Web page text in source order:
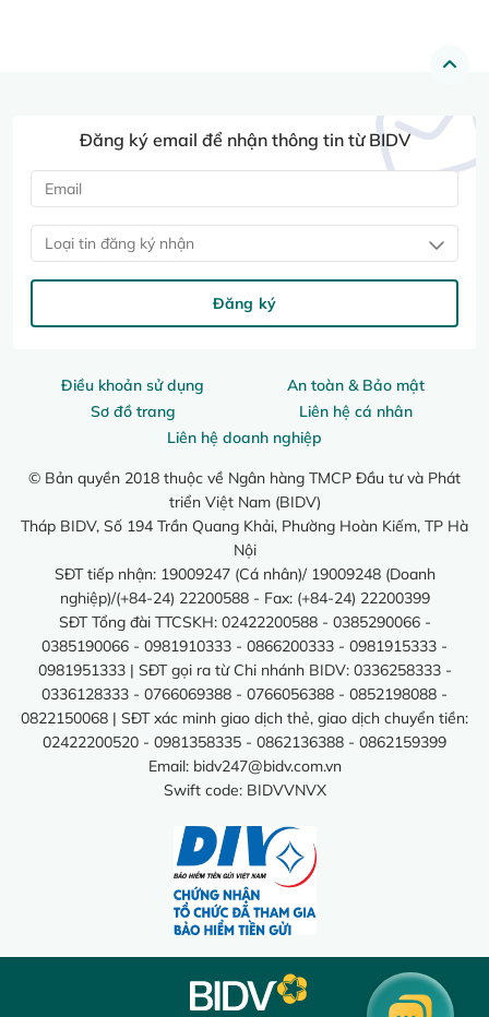
Điều khoản sử dụng
An toàn & Bảo mật
Sơ đồ trang
Liên hệ cá nhân
Liên hệ doanh nghiệp
© Bản quyền 2018 thuộc về Ngân hàng TMCP Đầu tư và Phát
triển Việt Nam (BIDV)
Tháp BIDV, Số 194 Trần Quang Khải, Phường Hoàn Kiếm, TP Hà
Nội
SĐT tiếp nhận: 19009247 (Cá nhân)/ 19009248 (Doanh
nghiệp)/(+84-24) 22200588 - Fax: (+84-24) 22200399
SĐT Tổng đài TTCSKH: 02422200588 - 0385290066 -
0385190066 - 0981910333 - 0866200333 - 0981915333 -
0981951333 | SĐT gọi ra từ Chi nhánh BIDV: 0336258333 -
0336128333 - 0766069388 - 0766056388 - 0852198088 -
0822150068 | SĐT xác minh giao dịch thẻ, giao dịch chuyển tiền:
02422200520 - 0981358335 - 0862136388 - 0862159399
Email: bidv247@bidv.com.vn
Swift code: BIDVVNVX
Đăng ký email để nhận thông tin từ BIDV
Loại tin đăng ký nhận
Đăng ký